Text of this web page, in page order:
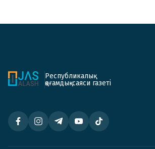
Республикалық
қоғамдық-саяси газеті